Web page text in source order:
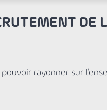
DE
rayonner sur